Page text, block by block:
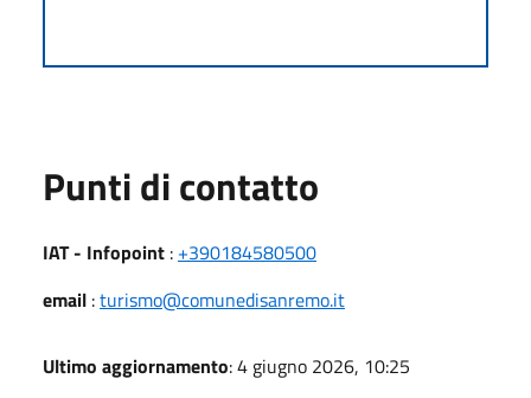
Punti di contatto
IAT - Infopoint : +390184580500
email :turismo@comunedisanremo.it
Ultimo aggiornamento: 4 giugno 2026, 10:25